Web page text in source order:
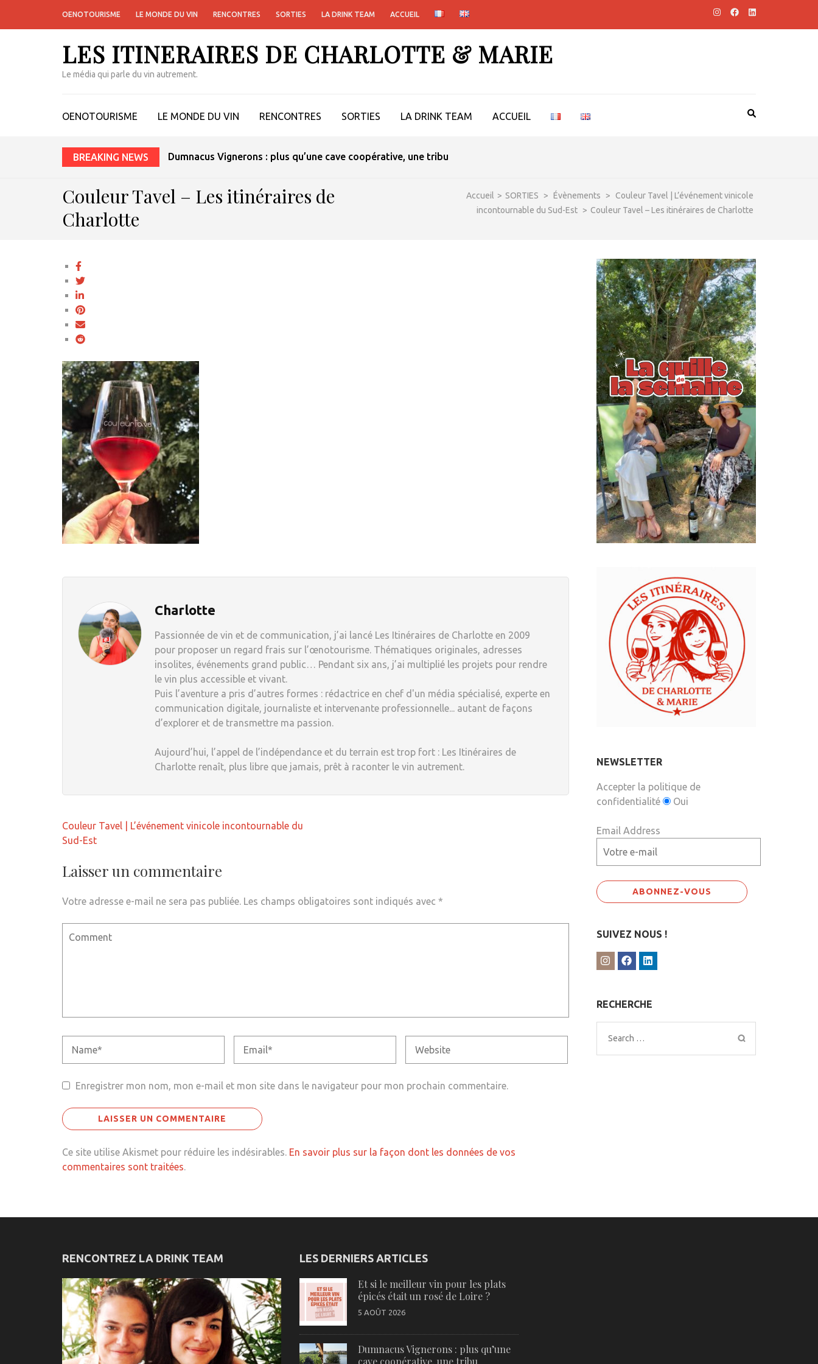
OENOTOURISME LE MONDE DU VIN RENCONTRES SORTIES LA DRINK TEAM ACCUEIL
LES ITINERAIRES DE CHARLOTTE & MARIE
Le média qui parle du vin autrement.
OENOTOURISME LE MONDE DU VIN RENCONTRES SORTIES LA DRINK TEAM ACCUEIL
BREAKING NEWS Dumnacus Vignerons : plus qu’une cave coopérative, une tribu
Accueil > SORTIES > Évènements > Couleur Tavel | L’événement vinicole
incontournable du Sud-Est > Couleur Tavel – Les itinéraires de Charlotte
Couleur Tavel – Les itinéraires de
Charlotte
Charlotte
Passionnée de vin et de communication, j’ai lancé Les Itinéraires de Charlotte en 2009
pour proposer un regard frais sur l’œnotourisme. Thématiques originales, adresses
insolites, événements grand public… Pendant six ans, j’ai multiplié les projets pour rendre
le vin plus accessible et vivant.
Puis l’aventure a pris d’autres formes : rédactrice en chef d'un média spécialisé, experte en
communication digitale, journaliste et intervenante professionnelle... autant de façons
d’explorer et de transmettre ma passion.
Aujourd’hui, l’appel de l’indépendance et du terrain est trop fort : Les Itinéraires de
Charlotte renaît, plus libre que jamais, prêt à raconter le vin autrement.
Navigation
de
Couleur Tavel | L’événement vinicole incontournable du
Sud-Est
Laisser un commentaire
Votre adresse e-mail ne sera pas publiée. Les champs obligatoires sont indiqués avec *
Enregistrer mon nom, mon e-mail et mon site dans le navigateur pour mon prochain commentaire.
Ce site utilise Akismet pour réduire les indésirables. En savoir plus sur la façon dont les données de vos
commentaires sont traitées.
NEWSLETTER
Accepter la politique de
confidentialité
Oui
Email Address
SUIVEZ NOUS !
RECHERCHE
Search
for:
RENCONTREZ LA DRINK TEAM LES DERNIERS ARTICLES
Et si le meilleur vin pour les plats
épicés était un rosé de Loire ?
5 AOÛT 2026
Dumnacus Vignerons : plus qu’une
cave coopérative, une tribu